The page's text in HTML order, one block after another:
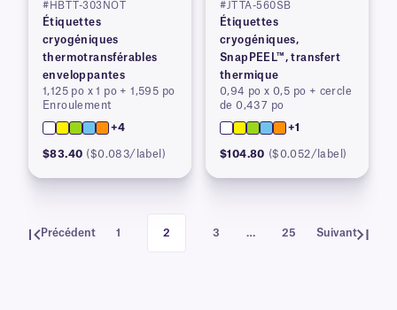
#HBTT-303NOT
Étiquettes
cryogéniques
thermotransférables
enveloppantes
1,125 po x 1 po + 1,595 po
Enroulement
+4
$83.40 ($0.083/label)
#JTTA-560SB
Étiquettes
cryogéniques,
SnapPEEL™, transfert
thermique
0,94 po x 0,5 po + cercle
de 0,437 po
+1
$104.80 ($0.052/label)
Précédent 1 2 3 … 25 Suivant